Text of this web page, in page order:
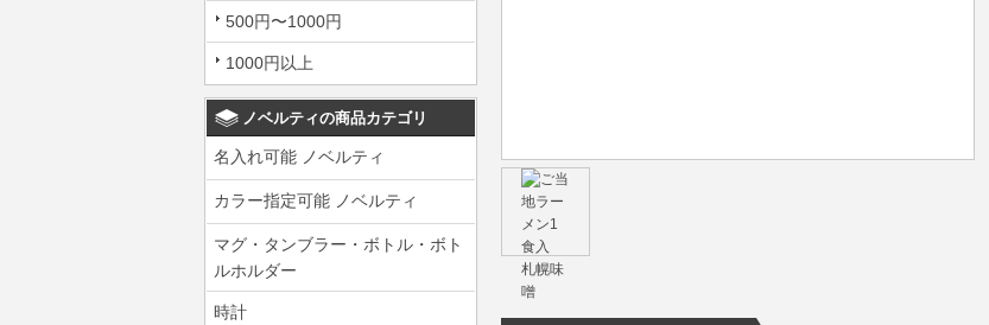
500円〜1000円
1000円以上
ノベルティの商品カテゴリ
名入れ可能 ノベルティ
カラー指定可能 ノベルティ
マグ・タンブラー・ボトル・ボト
ルホルダー
時計